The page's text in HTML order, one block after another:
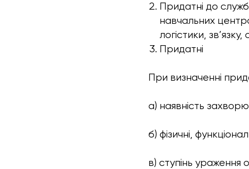
Придатні до
навчальних
логістики,
Придатні
При визначенні
а) наявність
б) фізичні,
в) ступінь ураження